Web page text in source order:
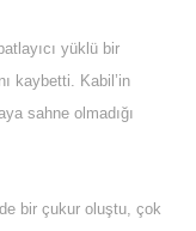
yüklü bir
kaybetti. Kabil’in
sahne olmadığı
bir çukur oluştu, çok